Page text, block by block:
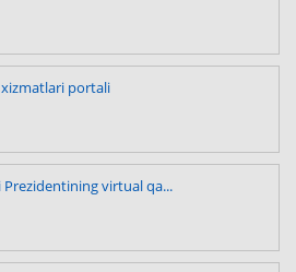
portali
Prezidentining virtual qa...